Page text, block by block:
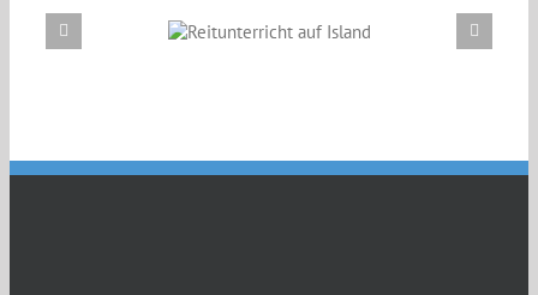
auf
Erzählabende mit Eve Barmettler und Ewald